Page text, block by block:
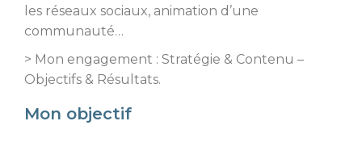
les réseaux sociaux, animation d’une
communauté…
> Mon engagement : Stratégie & Contenu –
Objectifs & Résultats.
Mon objectif